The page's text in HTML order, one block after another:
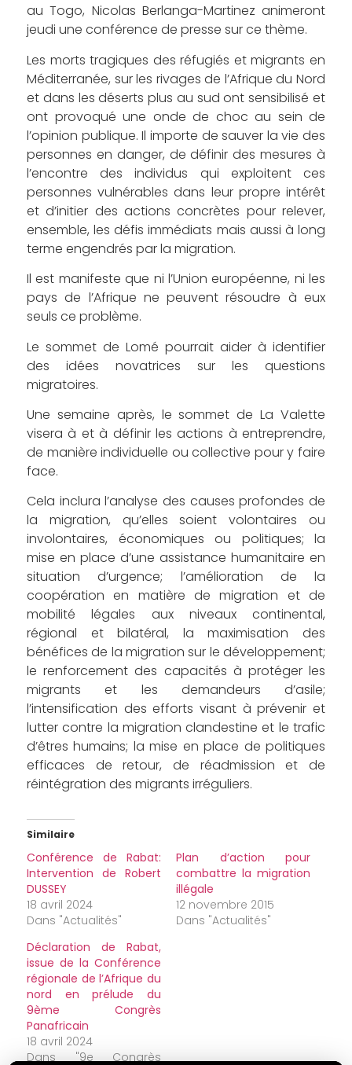
au Togo, Nicolas Berlanga-Martinez animeront
jeudi une conférence de presse sur ce thème.
Les morts tragiques des réfugiés et migrants en
Méditerranée, sur les rivages de l’Afrique du Nord
et dans les déserts plus au sud ont sensibilisé et
ont provoqué une onde de choc au sein de
l’opinion publique. Il importe de sauver la vie des
personnes en danger, de définir des mesures à
l’encontre des individus qui exploitent ces
personnes vulnérables dans leur propre intérêt
et d’initier des actions concrètes pour relever,
ensemble, les défis immédiats mais aussi à long
terme engendrés par la migration.
Il est manifeste que ni l’Union européenne, ni les
pays de l’Afrique ne peuvent résoudre à eux
seuls ce problème.
Le sommet de Lomé pourrait aider à identifier
des idées novatrices sur les questions
migratoires.
Une semaine après, le sommet de La Valette
visera à et à définir les actions à entreprendre,
de manière individuelle ou collective pour y faire
face.
Cela inclura l’analyse des causes profondes de
la migration, qu’elles soient volontaires ou
involontaires, économiques ou politiques; la
mise en place d’une assistance humanitaire en
situation d’urgence; l’amélioration de la
coopération en matière de migration et de
mobilité légales aux niveaux continental,
régional et bilatéral, la maximisation des
bénéfices de la migration sur le développement;
le renforcement des capacités à protéger les
migrants et les demandeurs d’asile;
l’intensification des efforts visant à prévenir et
lutter contre la migration clandestine et le trafic
d’êtres humains; la mise en place de politiques
efficaces de retour, de réadmission et de
réintégration des migrants irréguliers.
Similaire
Conférence de Rabat:
Intervention de Robert
DUSSEY
18 avril 2024
Dans "Actualités"
Plan d’action pour
combattre la migration
illégale
12 novembre 2015
Dans "Actualités"
Déclaration de Rabat,
issue de la Conférence
régionale de l’Afrique du
nord en prélude du
9ème Congrès
Panafricain
18 avril 2024
Dans "9e Congrès